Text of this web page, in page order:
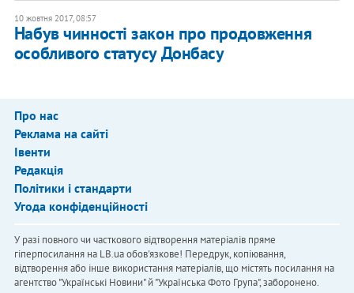
10 жовтня 2017, 08:57
Набув чинності закон про продовження
особливого статусу Донбасу
Про нас
Реклама на сайті
Івенти
Редакція
Політики і стандарти
Угода конфіденційності
У разі повного чи часткового відтворення матеріалів пряме
гіперпосилання на LB.ua обов'язкове! Передрук, копіювання,
відтворення або інше використання матеріалів, що містять посилання на
агентство "Українськi Новини" й "Українська Фото Група", заборонено.